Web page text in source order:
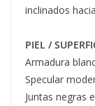
inclinados
PIEL /
Armadura
Specular
Juntas negras